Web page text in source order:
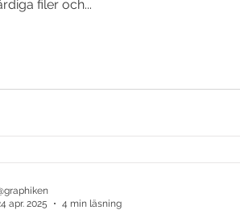
filer och...
apr. 2025
4 min läsning